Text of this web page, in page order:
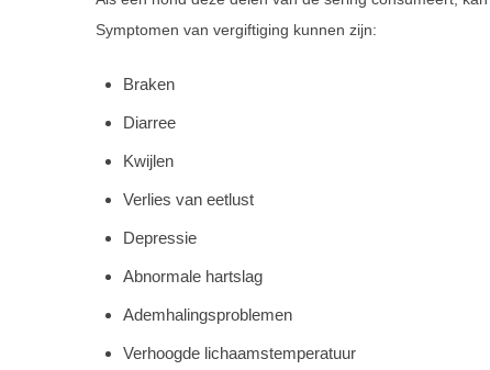
Symptomen van vergiftiging kunnen zijn:
Braken
Diarree
Kwijlen
Verlies van eetlust
Depressie
Abnormale hartslag
Ademhalingsproblemen
Verhoogde lichaamstemperatuur